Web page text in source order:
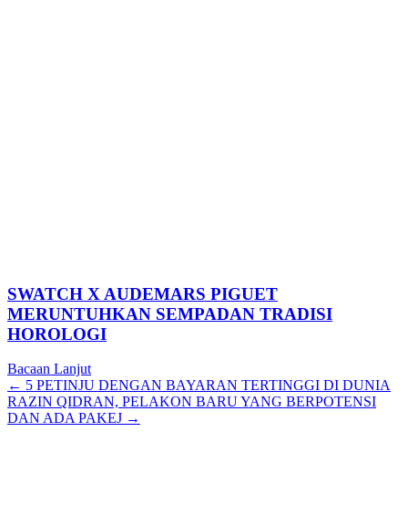
SWATCH X AUDEMARS PIGUET
MERUNTUHKAN SEMPADAN TRADISI
HOROLOGI
Bacaan Lanjut
Posts
navigation
← 5 PETINJU DENGAN BAYARAN TERTINGGI DI DUNIA
RAZIN QIDRAN, PELAKON BARU YANG BERPOTENSI
DAN ADA PAKEJ →